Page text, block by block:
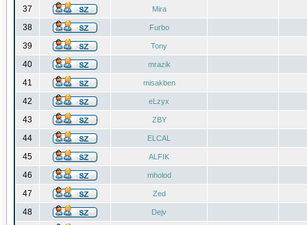
37 Mira
38 Furbo
39 Tony
40 mrazik
41 misakben
42 eLzyx
43 ZBY
44 ELCAL
45 ALFIK
46 mholod
47 Zed
48 Dejv